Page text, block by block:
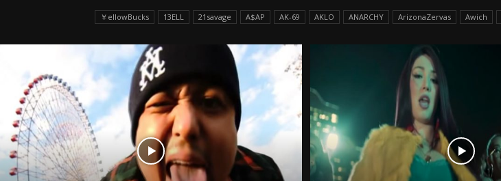
￥ellowBucks 13ELL 21savage A$AP AK-69 AKLO ANARCHY ArizonaZervas Awich